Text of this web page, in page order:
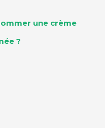
une crème
?